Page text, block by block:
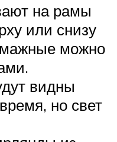
на рамы
или снизу
можно
видны
но свет